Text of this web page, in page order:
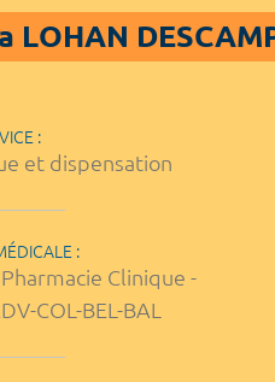
LOHAN
:
et dispensation
:
Clinique -
COL-BEL-BAL